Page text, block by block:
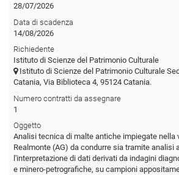
28/07/2026
Data di scadenza
14/08/2026
Richiedente
Istituto di Scienze del Patrimonio Culturale
Istituto di Scienze del Patrimonio Culturale
Catania, Via Biblioteca 4, 95124 Catania.
Numero contratti da assegnare
1
Oggetto
Analisi tecnica di malte antiche impiegate nella
Realmonte (AG) da condurre sia tramite analisi
l'interpretazione di dati derivati da indagini
e minero-petrografiche, su campioni